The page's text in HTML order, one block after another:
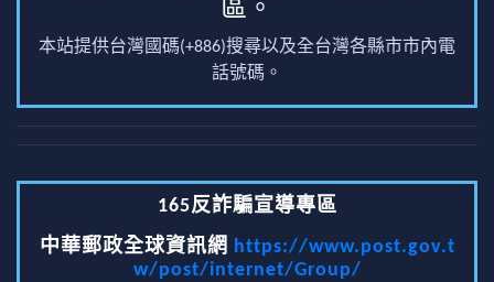
區。
本站提供台灣國碼(+886)搜尋以及全台灣各縣市市內電
話號碼。
165反詐騙宣導專區
中華郵政全球資訊網 https://www.post.gov.t
w/post/internet/Group/